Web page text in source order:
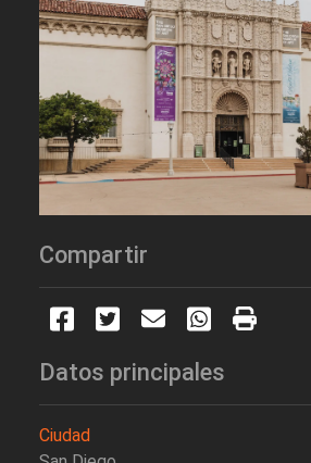
Compartir
Datos principales
Ciudad